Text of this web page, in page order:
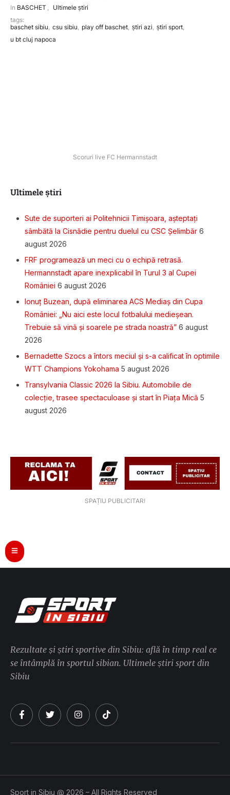
In BASCHET , Ultimele știri
tags:
baschet sibiu, csu sibiu, play off baschet, știri azi, știri sport,
u bt cluj napoca
Scoruri live FC Hermannstadt
Ultimele știri
Sute de suporteri ai Politehnicii Timișoara, așteptați
sâmbătă la Cisnădie pentru duelul cu CSC Șelimbăr 6
august 2026
FRF programează un meci cu o echipă retrasă.
Hermannstadt apare inexplicabil în Turul 3 al Cupei
României 6 august 2026
Ionuț Buzean, după eliminarea ACS Mediaș din Cupa
României: „Nu aici este locul fotbalului medieșean.
Trebuie să vină și soarele pe strada noastră” 6 august
2026
Bernadette Szocs a întors meciul și s-a calificat în optimile
WTT Champions Yokohama 5 august 2026
Transylvania Classic 2026 la Sibiu. Automobile de
colecție, trasee spectaculoase și start în Piața Mică 5
august 2026
SPAȚIU PUBLICITAR!
Rezultate și știri sportive din Sibiu: află în timp real ce
se întâmplă în sportul sibian. Ultimele știri sport din
Sibiu
Sport in Sibiu @ 2026 – All Rights Reserved